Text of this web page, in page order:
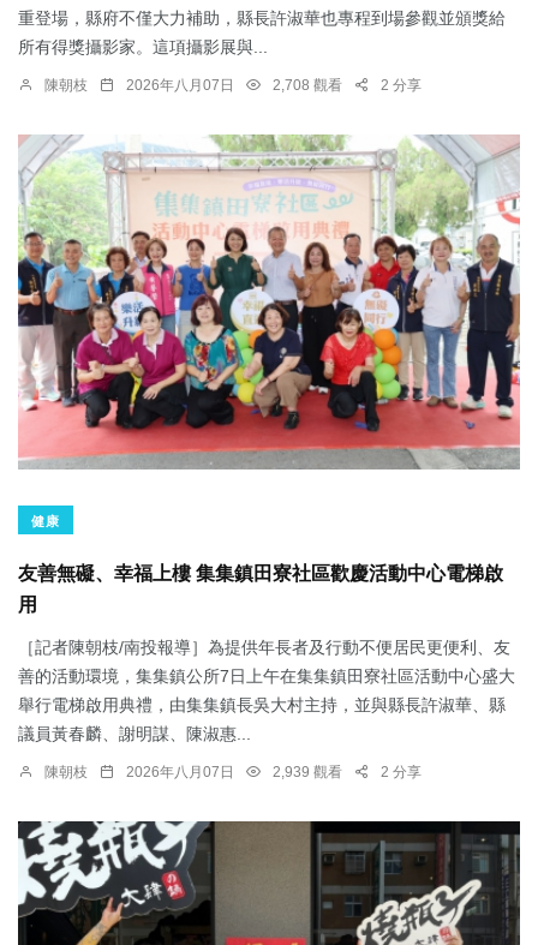
重登場，縣府不僅大力補助，縣長許淑華也專程到場參觀並頒獎給
所有得獎攝影家。這項攝影展與...
陳朝枝 2026年八月07日 2,708 觀看 2 分享
健康
友善無礙、幸福上樓 集集鎮田寮社區歡慶活動中心電梯啟
用
［記者陳朝枝/南投報導］為提供年長者及行動不便居民更便利、友
善的活動環境，集集鎮公所7日上午在集集鎮田寮社區活動中心盛大
舉行電梯啟用典禮，由集集鎮長吳大村主持，並與縣長許淑華、縣
議員黃春麟、謝明謀、陳淑惠...
陳朝枝 2026年八月07日 2,939 觀看 2 分享